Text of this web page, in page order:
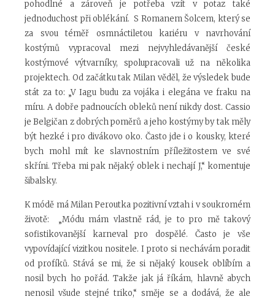
pohodlné a zároveň je potřeba vzít v potaz také
jednoduchost při oblékání. S Romanem Šolcem, který se
za svou téměř osmnáctiletou kariéru v navrhování
kostýmů vypracoval mezi nejvyhledávanější české
kostýmové výtvarníky, spolupracovali už na několika
projektech. Od začátku tak Milan věděl, že výsledek bude
stát za to: „V Iagu budu za vojáka i elegána ve fraku na
míru. A dobře padnoucích obleků není nikdy dost. Cassio
je Belgičan z dobrých poměrů a jeho kostýmy by tak měly
být hezké i pro divákovo oko. Často jde i o kousky, které
bych mohl mít ke slavnostním příležitostem ve své
skříni. Třeba mi pak nějaký oblek i nechají J,“ komentuje
šibalsky.
K módě má Milan Peroutka pozitivní vztah i v soukromém
životě: „Módu mám vlastně rád, je to pro mě takový
sofistikovanější karneval pro dospělé. Často je vše
vypovídající vizitkou nositele. I proto si nechávám poradit
od profíků. Stává se mi, že si nějaký kousek oblíbím a
nosil bych ho pořád. Takže jak já říkám, hlavně abych
nenosil všude stejné triko,“ směje se a dodává, že ale